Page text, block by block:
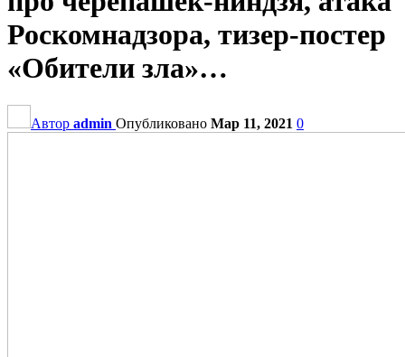
Роскомнадзора, тизер-постер
«Обители зла»…
Автор admin Опубликовано Мар 11, 2021 0